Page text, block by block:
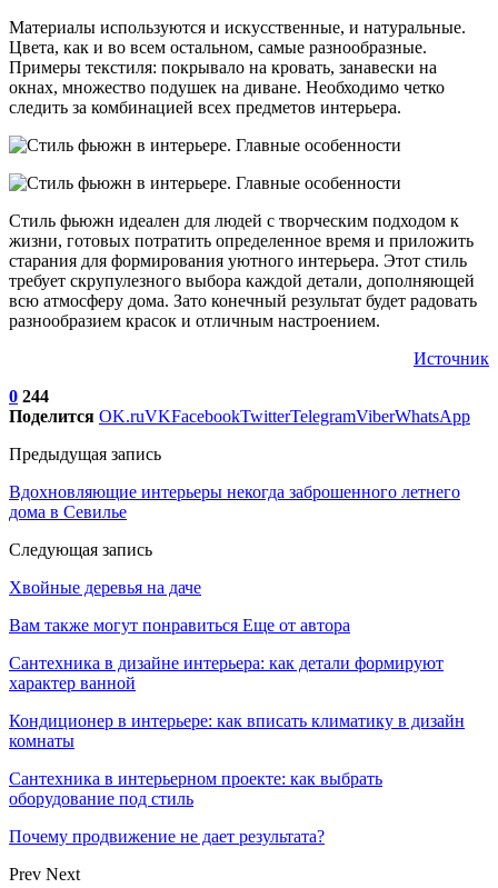
Материалы используются и искусственные, и натуральные.
Цвета, как и во всем остальном, самые разнообразные.
Примеры текстиля: покрывало на кровать, занавески на
окнах, множество подушек на диване. Необходимо четко
следить за комбинацией всех предметов интерьера.
Стиль фьюжн идеален для людей с творческим подходом к
жизни, готовых потратить определенное время и приложить
старания для формирования уютного интерьера. Этот стиль
требует скрупулезного выбора каждой детали, дополняющей
всю атмосферу дома. Зато конечный результат будет радовать
разнообразием красок и отличным настроением.
Источник
0 244
Поделится OK.ruVKFacebookTwitterTelegramViberWhatsApp
Предыдущая запись
Вдохновляющие интерьеры некогда заброшенного летнего
дома в Севилье
Следующая запись
Хвойные деревья на даче
Вам также могут понравиться Еще от автора
Сантехника в дизайне интерьера: как детали формируют
характер ванной
Кондиционер в интерьере: как вписать климатику в дизайн
комнаты
Сантехника в интерьерном проекте: как выбрать
оборудование под стиль
Почему продвижение не дает результата?
Prev Next